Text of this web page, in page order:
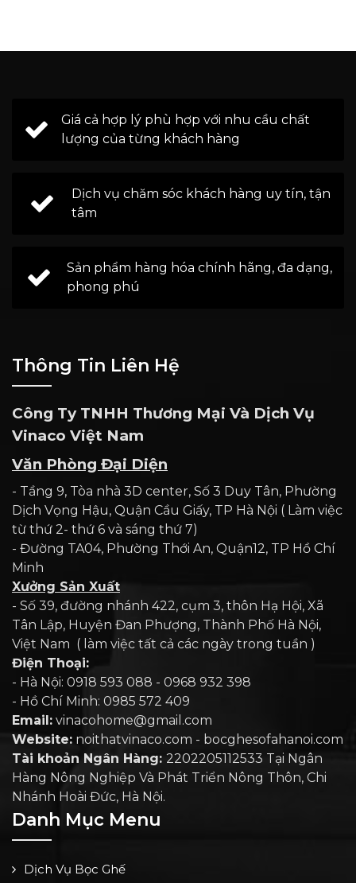
Giá cả hợp lý phù hợp với nhu cầu chất
lượng của từng khách hàng
Dịch vụ chăm sóc khách hàng uy tín, tận
tâm
Sản phẩm hàng hóa chính hãng, đa dạng,
phong phú
Thông Tin Liên Hệ
Công Ty TNHH Thương Mại Và Dịch Vụ
Vinaco Việt Nam
Văn Phòng Đại Diện
- Tầng 9, Tòa nhà 3D center, Số 3 Duy Tân, Phường
Dịch Vọng Hậu, Quận Cầu Giấy, TP Hà Nội ( Làm việc
từ thứ 2- thứ 6 và sáng thứ 7)
- Đường TA04, Phường Thới An, Quận12, TP Hồ Chí
Minh
Xưởng Sản Xuất
- Số 39, đường nhánh 422, cụm 3, thôn Hạ Hội, Xã
Tân Lập, Huyện Đan Phượng, Thành Phố Hà Nội,
Việt Nam ( làm việc tất cả các ngày trong tuần )
Điện Thoại:
- Hà Nội: 0918 593 088 - 0968 932 398
- Hồ Chí Minh: 0985 572 409
Email: vinacohome@gmail.com
Website: noithatvinaco.com - bocghesofahanoi.com
Tài khoản Ngân Hàng: 2202205112533 Tại Ngân
Hàng Nông Nghiệp Và Phát Triển Nông Thôn, Chi
Nhánh Hoài Đức, Hà Nội.
Danh Mục Menu
Dịch Vụ Bọc Ghế